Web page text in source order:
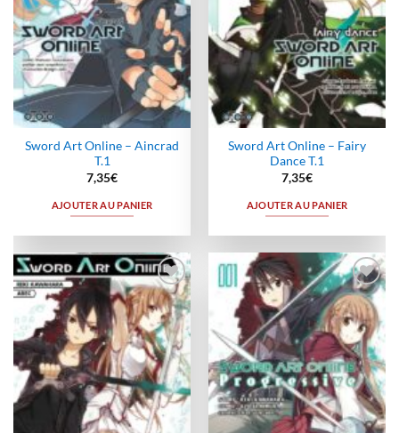
Sword Art Online – Aincrad
T.1
7,35€
AJOUTER AU PANIER
Sword Art Online – Fairy
Dance T.1
7,35€
AJOUTER AU PANIER
Ajouter
à la
wishlist
Ajouter
à la
wishlist